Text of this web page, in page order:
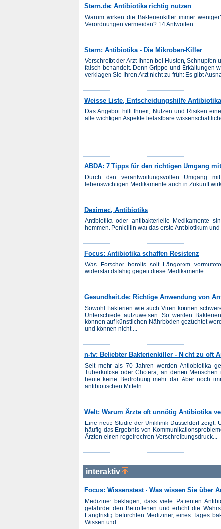
Stern.de: Antibiotika richtig nutzen
Warum wirken die Bakterienkiller immer
Verordnungen vermeiden? 14 Antworten...
Stern: Antibiotika - Die Mikroben-Killer
Verschreibt der Arzt Ihnen bei Husten,
falsch behandelt. Denn Grippe und Erkältungen
verklagen Sie Ihren Arzt nicht zu früh: Es gibt
Weisse Liste, Entscheidungshilfe
Das Angebot hilft Ihnen, Nutzen und Risiken
alle wichtigen Aspekte belastbare
ABDA: 7 Tipps für den richtigen Umgang
Durch den verantwortungsvollen Umgang
lebenswichtigen Medikamente auch in Zukunft
Deximed, Antibiotika
Antibiotika oder antibakterielle Medikamente
hemmen. Penicillin war das erste Antibiotikum
Focus: Antibiotika schaffen Resistenz
Was Forscher bereits seit Längerem
widerstandsfähig gegen diese Medikamente...
Gesundheit.de: Richtige Anwendung von
Sowohl Bakterien wie auch Viren können
Unterschiede aufzuweisen. So werden
können auf künstlichen Nährböden gezüchtet
und können nicht ...
n-tv: Beliebter Bakterienkiller - Nicht zu oft
Seit mehr als 70 Jahren werden Antiobiotika
Tuberkulose oder Cholera, an denen
heute keine Bedrohung mehr dar. Aber noch
antibiotischen Mitteln ...
Welt: Warum Ärzte oft unnötig Antibiotika
Eine neue Studie der Uniklinik Düsseldorf zeigt:
häufig das Ergebnis von
Ärzten einen regelrechten Verschreibungsdruck...
interaktiv
Focus: Wissenstest - Was wissen Sie über
Mediziner beklagen, dass viele Patienten
gefährdet den Betroffenen und erhöht die
Langfristig befürchten Mediziner, eines Tages
Wissen und ...